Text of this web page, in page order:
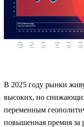
В 2025 году рынки
высоких, но
переменным
повышенная премия за